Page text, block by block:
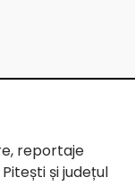
reportaje
și județul